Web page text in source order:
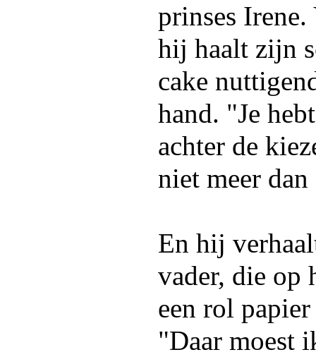
prinses
hij haalt zijn
cake
hand. "Je
achter de
niet meer
En hij
vader, die op
een rol
"Daar moest